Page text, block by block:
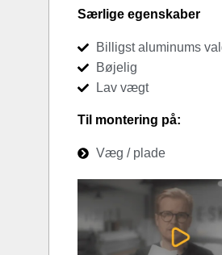
Særlige egenskaber
Billigst aluminums
Bøjelig
Lav vægt
Til montering på:
Væg / plade